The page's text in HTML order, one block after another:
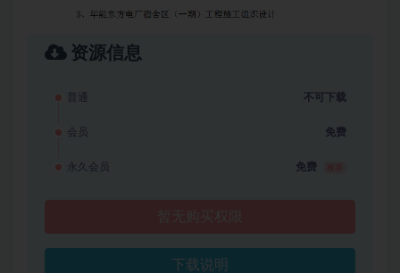
资源信息
普通 不可下载
会员 免费
永久会员 免费
下载说明